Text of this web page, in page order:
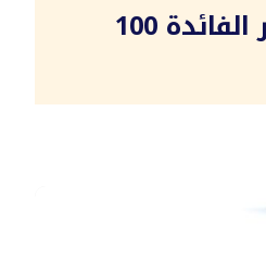
خبير اقتصادي يتوقع خفض البنك المركزي المصري أسعار الفائدة 100